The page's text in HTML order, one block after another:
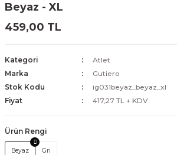
Beyaz - XL
459,00 TL
Kategori
Atlet
Marka
Gutiero
Stok Kodu
ig031beyaz_beyaz_xl
Fiyat
417,27 TL + KDV
Ürün Rengi
Beyaz Gri